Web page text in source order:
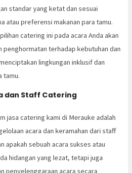
standar yang ketat dan sesuai
atau preferensi makanan para tamu.
catering ini pada acara Anda akan
penghormatan terhadap kebutuhan dan
lingkungan inklusif dan
tamu.
dan Staff Catering
jasa catering kami di Merauke adalah
acara dan keramahan dari staff
apakah sebuah acara sukses atau
hidangan yang lezat, tetapi juga
penyelenggaraan acara secara